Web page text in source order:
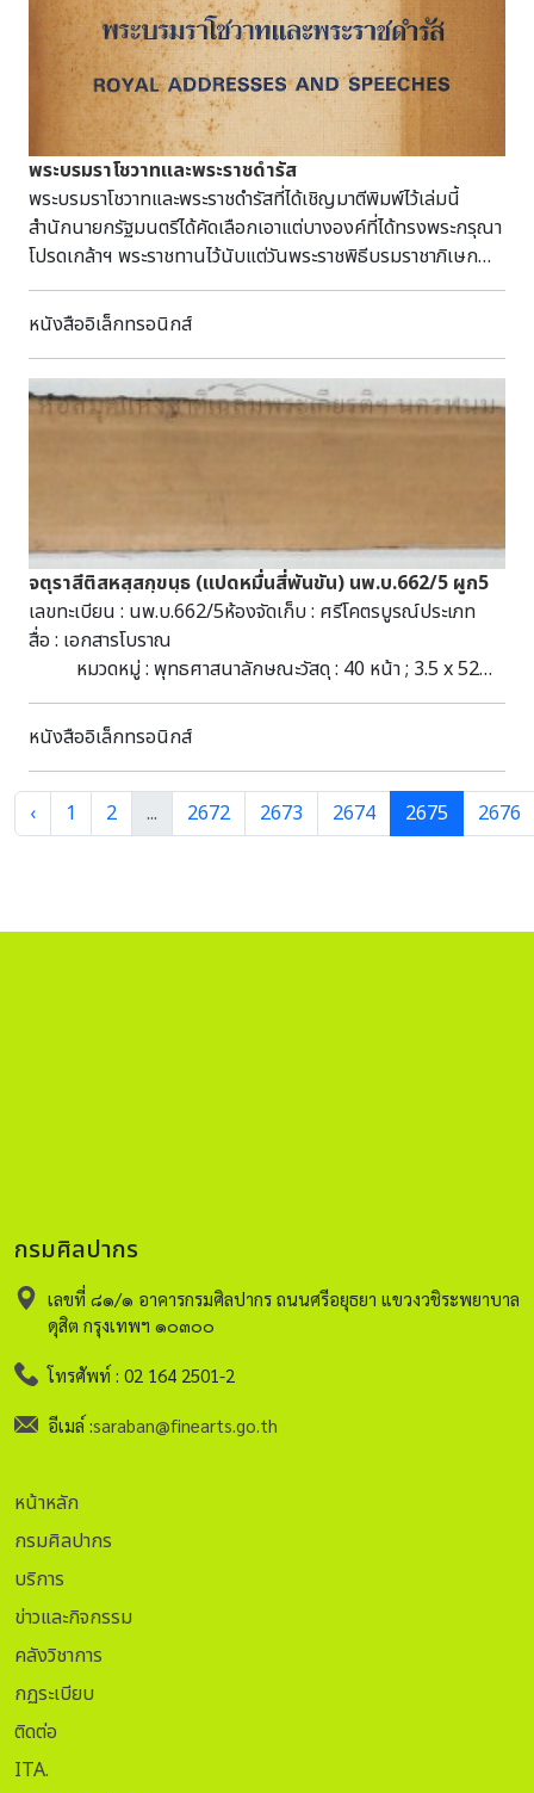
พระบรมราโชวาทและพระราชดำรัส
พระบรมราโชวาทและพระราชดำรัสที่ได้เชิญมาตีพิมพ์ไว้เล่มนี้
สำนักนายกรัฐมนตรีได้คัดเลือกเอาแต่บางองค์ที่ได้ทรงพระกรุณา
โปรดเกล้าฯ พระราชทานไว้นับแต่วันพระราชพิธีบรมราชาภิเษก
จนถึง พ.ศ. ๒๕๑๘ ซึ่งล้วนเป็นประโยชน์ทั้งแก่ผู้มีหน้าที่ในการ
บริหารราชการบ้านเมืองและแก่ประชาชนทั่วไปบรรณานุกรม
รัฐมนตรี, ๒๕๑๘.
หนังสืออิเล็กทรอนิกส์
จตุราสีติสหสฺสกฺขนฺธ (แปดหมื่นสี่พันขัน) นพ.บ.662/5 ผูก5
เลขทะเบียน : นพ.บ.662/5ห้องจัดเก็บ : ศรีโคตรบูรณ์ประเภท
สื่อ : เอกสารโบราณ
หมวดหมู่ : พุทธศาสนาลักษณะวัสดุ : 40 หน้า ; 3.5 x 52
ซ.ม. : รักทึบ-ลานดิบ-ล่องรัก ; ไม่มีไม้ประกับชื่อชุด : มัดที่ 213
(165-173) ผูก 5 (2568)หัวเรื่อง : แปดหมื่นสี่พันขัน--เอกสาร
อีสานภาษา : ธรรมอีสานบทคัดย่อ : มีเนื้อหาเกี่ยวกับพุทธศาสนา
สามารถสืบค้นได้ที่ห้องศรีโคตรบูรณ์ หอสมุดแห่งชาติ
เฉลิมพระเกียรติ สมเด็จพระนางเจ้าสิริกิติ์ พระบรมราชินีนาถ
หนังสืออิเล็กทรอนิกส์
‹ 1 2 ... 2672 2673 2674 2675 2676
กรมศิลปากร
เลขที่ ๘๑/๑ อาคารกรมศิลปากร ถนนศรีอยุธยา แขวงวชิระพยาบาล
ดุสิต กรุงเทพฯ ๑๐๓๐๐
โทรศัพท์ : 02 164 2501-2
อีเมล์ :saraban@finearts.go.th
หน้าหลัก
กรมศิลปากร
บริการ
ข่าวและกิจกรรม
คลังวิชาการ
กฏระเบียบ
ติดต่อ
ITA.